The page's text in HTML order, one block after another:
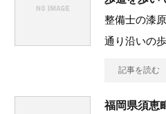
整備士の漆
通り沿いの
記事を読む
福岡県須恵